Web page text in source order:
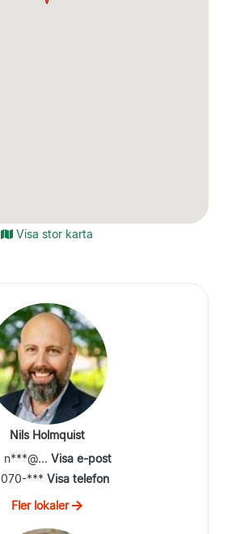
Visa stor karta
Nils Holmquist
n***@... Visa e-post
070-*** Visa telefon
Fler lokaler